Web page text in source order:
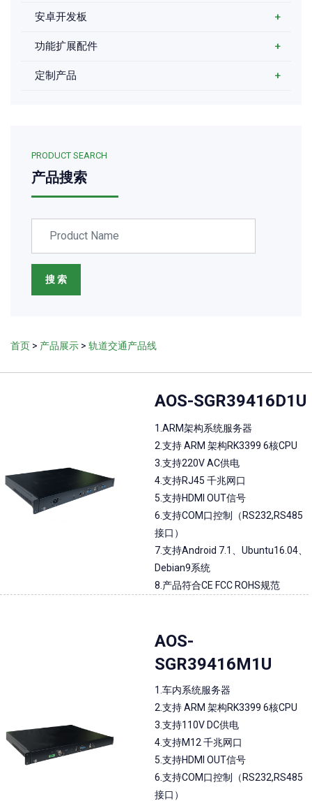
安卓开发板 +
功能扩展配件 +
定制产品 +
PRODUCT SEARCH
产品搜索
搜 索
首页 > 产品展示 > 轨道交通产品线
AOS-SGR39416D1U
1.ARM架构系统服务器
2.支持 ARM 架构RK3399 6核CPU
3.支持220V AC供电
4.支持RJ45 千兆网口
5.支持HDMI OUT信号
6.支持COM口控制（RS232,RS485
接口）
7.支持Android 7.1、Ubuntu16.04、
Debian9系统
8.产品符合CE FCC ROHS规范
AOS-
SGR39416M1U
1.车内系统服务器
2.支持 ARM 架构RK3399 6核CPU
3.支持110V DC供电
4.支持M12 千兆网口
5.支持HDMI OUT信号
6.支持COM口控制（RS232,RS485
接口）